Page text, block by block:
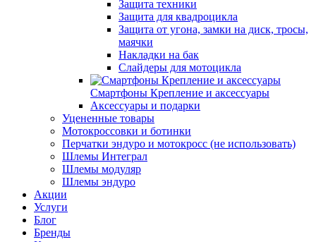
Защита техники
Защита для квадроцикла
Защита от угона, замки на диск, тросы,
маячки
Накладки на бак
Слайдеры для мотоцикла
Смартфоны Крепление и аксессуары
Аксессуары и подарки
Уцененные товары
Мотокроссовки и ботинки
Перчатки эндуро и мотокросс (не использовать)
Шлемы Интеграл
Шлемы модуляр
Шлемы эндуро
Акции
Услуги
Блог
Бренды